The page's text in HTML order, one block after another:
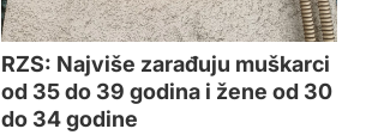
RZS: Najviše zarađuju muškarci
od 35 do 39 godina i žene od 30
do 34 godine